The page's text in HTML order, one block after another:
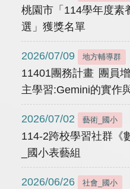
桃園市「114學年度素
選」獲獎名單
2026/07/09 地方輔導群
11401團務計畫 團員
主學習:Gemini的實作
2026/07/02 藝術_國小
114-2跨校學習社群《
_國小表藝組
2026/06/26 社會_國小